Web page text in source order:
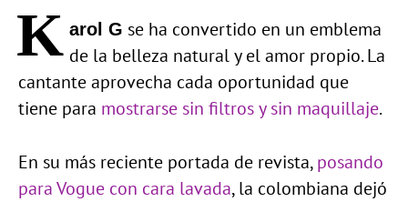
K arol G se ha convertido en un emblema
de la belleza natural y el amor propio. La
cantante aprovecha cada oportunidad que
tiene para mostrarse sin filtros y sin maquillaje.
En su más reciente portada de revista,posando
para Vogue con cara lavada, la colombiana dejó